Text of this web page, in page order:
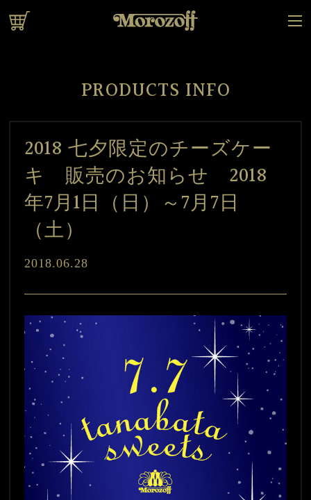
PRODUCTS INFO
2018 七夕限定のチーズケー
キ 販売のお知らせ 2018
年7月1日（日）～7月7日
（土）
2018.06.28